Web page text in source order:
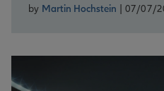
by Martin Hochstein | 07/07/